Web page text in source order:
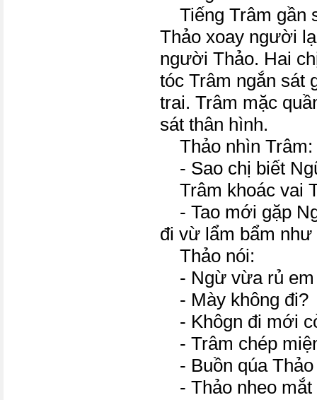
Tiếng Trâm gần
Thảo xoay người
người Thảo. Hai
tóc Trâm ngắn sát
trai. Trâm mặc
sát thân hình.
Thảo nhìn Trâm:
- Sao chị biết
Trâm khoác vai
- Tao mới gặp
đi vừ lẩm bẩm như
Thảo nói:
- Ngừ vừa rủ em
- Mày không đi?
- Khôgn đi mới
- Trâm chép
- Buồn qúa Thảo
- Thảo nheo mắt